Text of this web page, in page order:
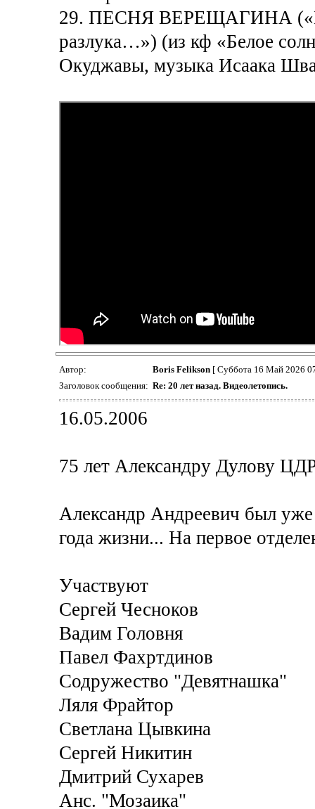
29. ПЕСНЯ ВЕРЕЩАГИНА
разлука…») (из кф «Белое
Окуджавы, музыка Исаака
Автор: Boris Felikson[ Суббота 16 Май 2026
Заголовок сообщения: Re: 20 лет назад. Видеолетопись.
16.05.2006
75 лет Александру Дулову
Александр Андреевич был
года жизни... На первое
Участвуют
Сергей Чесноков
Вадим Головня
Павел Фахртдинов
Содружество "Девятнашка"
Ляля Фрайтор
Светлана Цывкина
Сергей Никитин
Дмитрий Сухарев
Анс. "Мозаика"